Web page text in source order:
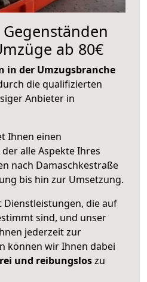
ab 80€
in der Umzugsbranche
die qualifizierten
Anbieter in
Ihnen einen
alle Aspekte Ihres
nach Damaschkestraße
bis hin zur Umsetzung.
Dienstleistungen, die auf
sind, und unser
jederzeit zur
können wir Ihnen dabei
und reibungsloszu